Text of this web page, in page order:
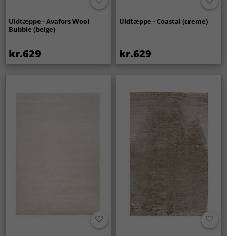
Uldtæppe - Avafors Wool
Bubble (beige)
kr.629
Uldtæppe - Coastal (creme)
kr.629